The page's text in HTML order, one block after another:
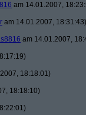
am 14.01.2007,
am 14.01.2007, 18:31:43)
am 14.01.2007,
18:18:01)
18:18:10)